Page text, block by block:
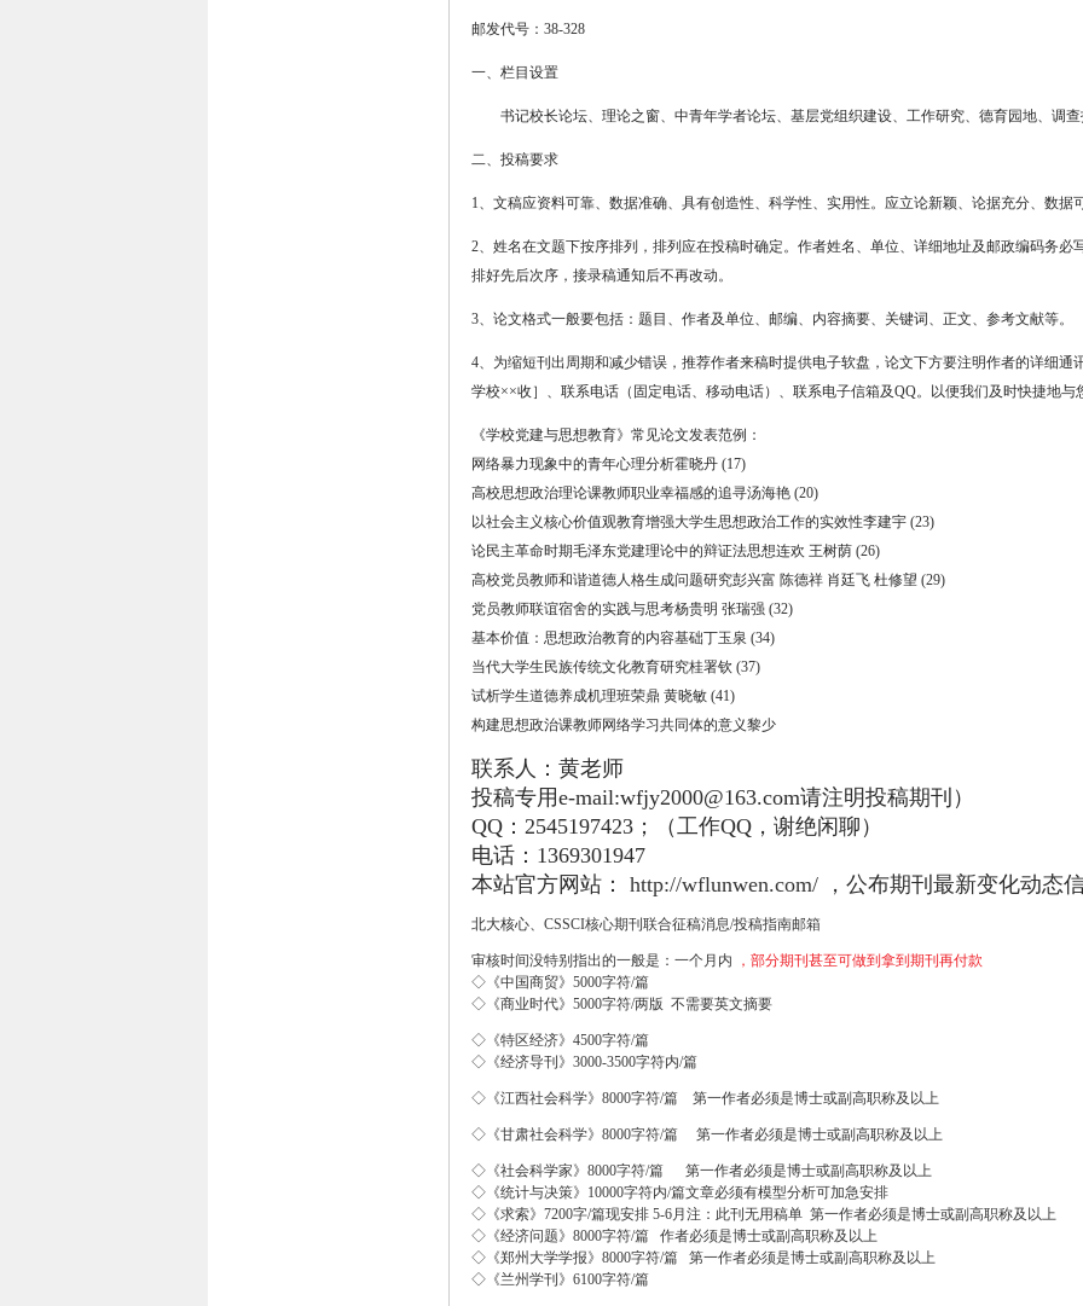
邮发代号： 38-328
一、栏目设置
书记校长论坛、理论之窗、中青年学者论坛、基层党组织建设、工作研究、德育园地、调
二、投稿要求
1、文稿应资料可靠、数据准确、具有创造性、科学性、实用性。应立论新颖、论据充分、数据
2、姓名在文题下按序排列，排列应在投稿时确定。作者姓名、单位、详细地址及邮政编码务必
排好先后次序，接录稿通知后不再改动。
3、论文格式一般要包括：题目、作者及单位、邮编、内容摘要、关键词、正文、参考文献等。
4、为缩短刊出周期和减少错误，推荐作者来稿时提供电子软盘，论文下方要注明作者的详细
学校××收］、联系电话（固定电话、移动电话）、联系电子信箱及QQ。以便我们及时快捷地与
《学校党建与思想教育》常见论文发表范例：
网络暴力现象中的青年心理分析霍晓丹 (17)
高校思想政治理论课教师职业幸福感的追寻汤海艳 (20)
以社会主义核心价值观教育增强大学生思想政治工作的实效性李建宇 (23)
论民主革命时期毛泽东党建理论中的辩证法思想连欢 王树荫 (26)
高校党员教师和谐道德人格生成问题研究彭兴富 陈德祥 肖廷飞 杜修望 (29)
党员教师联谊宿舍的实践与思考杨贵明 张瑞强 (32)
基本价值：思想政治教育的内容基础丁玉泉 (34)
当代大学生民族传统文化教育研究桂署钦 (37)
试析学生道德养成机理班荣鼎 黄晓敏 (41)
构建思想政治课教师网络学习共同体的意义黎少
联系人：黄老师
投稿专用e-mail:wfjy2000@163.com请注明投稿期刊）
QQ：2545197423；（工作QQ，谢绝闲聊）
电话：1369301947
本站官方网站： http://wflunwen.com/，公布期刊最新变化动态
北大核心、 CSSCI核心期刊联合征稿消息/投稿指南邮箱
审核时间没特别指出的一般是：一个月内
，部分期刊甚至可做到拿到期刊再付款
◇《中国商贸》5000字符/篇
◇《商业时代》5000字符/两版 不需要英文摘要
◇《特区经济》4500字符/篇
◇《经济导刊》3000-3500字符内/篇
◇《江西社会科学》8000字符/篇 第一作者必须是博士或副高职称及以上
◇《甘肃社会科学》8000字符/篇 第一作者必须是博士或副高职称及以上
◇《社会科学家》8000字符/篇
第一作者必须是博士或副高职称及以上
◇《统计与决策》10000字符内/篇文章必须有模型分析可加急安排
◇《求索》7200字/篇现安排 5-6月注：此刊无用稿单 第一作者必须是博士或副高职称及以上
◇《经济问题》8000字符/篇
作者必须是博士或副高职称及以上
◇《郑州大学学报》8000字符/篇
第一作者必须是博士或副高职称及以上
◇《兰州学刊》6100字符/篇